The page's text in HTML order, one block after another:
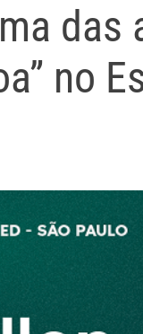
das
no